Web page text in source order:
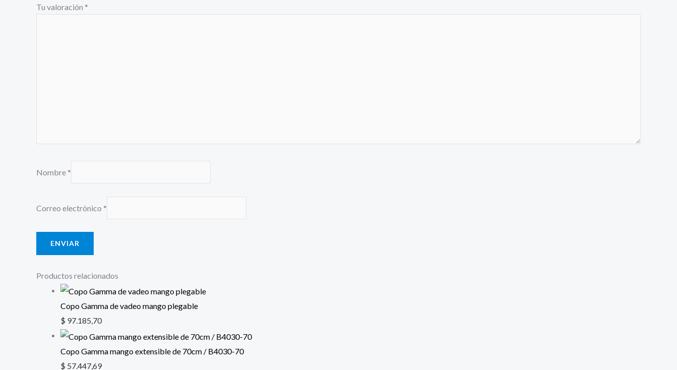
Tu valoración *
Nombre *
Correo electrónico *
Productos relacionados
Copo Gamma de vadeo mango plegable
$ 97.185,70
Copo Gamma mango extensible de 70cm / B4030-70
$ 57.447,69